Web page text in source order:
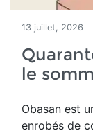
13 juillet, 2026
le
Obasan est
enrobés de